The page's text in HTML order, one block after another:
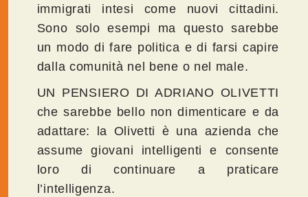
immigrati intesi come nuovi cittadini.
Sono solo esempi ma questo sarebbe
un modo di fare politica e di farsi capire
dalla comunità nel bene o nel male.
UN PENSIERO DI ADRIANO OLIVETTI
che sarebbe bello non dimenticare e da
adattare: la Olivetti è una azienda che
assume giovani intelligenti e consente
loro di continuare a praticare
l’intelligenza.